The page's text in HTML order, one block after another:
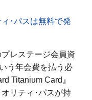
･パスは無料で発
レステージ会員資
う年会費を払う必
Titanium Card』
リティ･パスが持